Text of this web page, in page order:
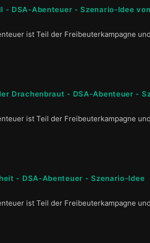
- DSA-Abenteuer - Szenario-Idee
ist Teil der Freibeuterkampagne
Drachenbraut - DSA-Abenteuer -
ist Teil der Freibeuterkampagne
- DSA-Abenteuer - Szenario-Idee
ist Teil der Freibeuterkampagne